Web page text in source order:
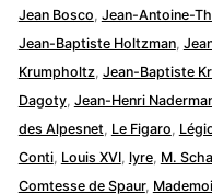
Jean Bosco, Jean-Antoine-
Jean-Baptiste Holtzman,
Krumpholtz, Jean-Baptiste
Dagoty, Jean-Henri
des Alpesnet, Le Figaro,
Conti, Louis XVI, lyre, M.
Comtesse de Spaur,